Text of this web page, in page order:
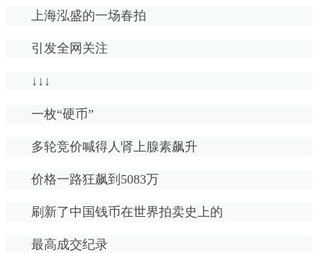
上海泓盛的一场春拍
引发全网关注
↓↓↓
一枚“硬币”
多轮竞价喊得人肾上腺素飙升
价格一路狂飙到5083万
刷新了中国钱币在世界拍卖史上的
最高成交纪录